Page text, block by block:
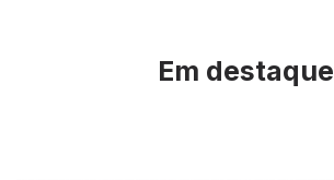
Em destaque